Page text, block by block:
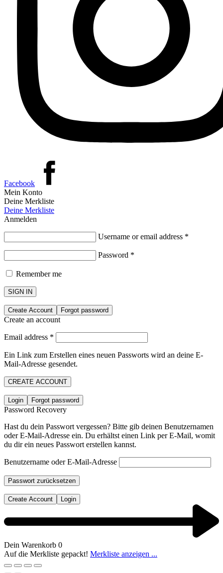
Facebook
Mein Konto
Deine Merkliste
Deine Merkliste
Anmelden
Username or email address *
Password *
Remember me
SIGN IN
Create Account Forgot password
Create an account
Email address *
Ein Link zum Erstellen eines neuen Passworts wird an deine E-
Mail-Adresse gesendet.
CREATE ACCOUNT
Login Forgot password
Password Recovery
Hast du dein Passwort vergessen? Bitte gib deinen Benutzernamen
oder E-Mail-Adresse ein. Du erhältst einen Link per E-Mail, womit
du dir ein neues Passwort erstellen kannst.
Benutzername oder E-Mail-Adresse
Passwort zurücksetzen
Create Account Login
Dein Warenkorb 0
Auf die Merkliste gepackt! Merkliste anzeigen ...